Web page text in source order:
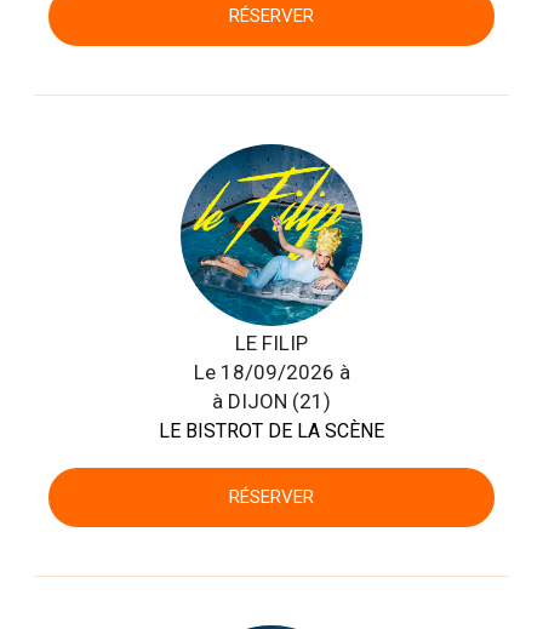
RÉSERVER
LE FILIP
Le 18/09/2026 à
à DIJON (21)
LE BISTROT DE LA SCÈNE
RÉSERVER